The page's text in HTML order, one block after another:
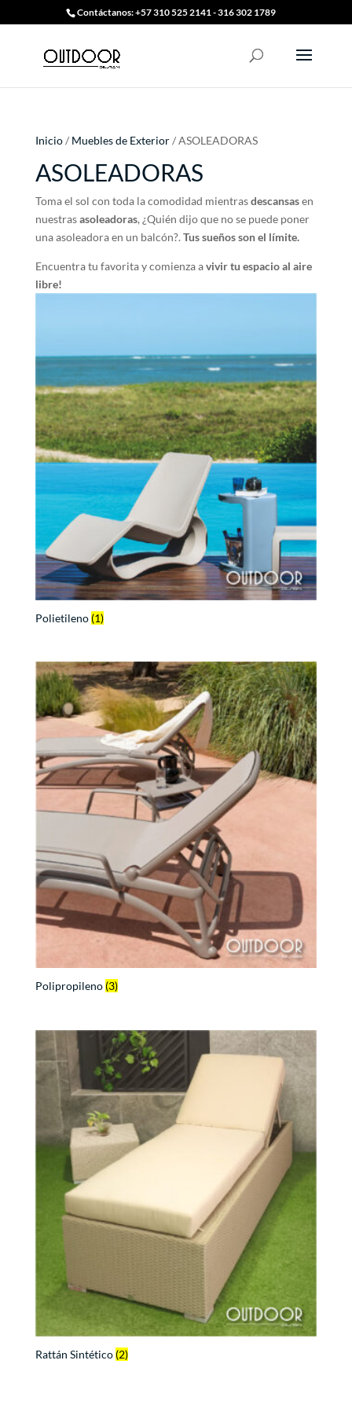
Contáctanos: +57 310 525 2141 - 316 302 1789
Inicio/ Muebles de Exterior/ ASOLEADORAS
ASOLEADORAS
Toma el sol con toda la comodidad mientrasdescansasen
nuestrasasoleadoras, ¿Quién dijo que no se puede poner
una asoleadora en un balcón?. Tus sueños son el límite.
Encuentra tu favorita y comienza avivir tu espacio al aire
libre!
Polietileno (1)
Polipropileno (3)
Rattán Sintético (2)